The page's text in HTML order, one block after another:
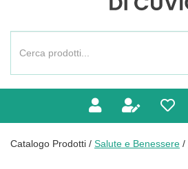
Prodotto
Catalogo Prodotti / Salute e Benessere /